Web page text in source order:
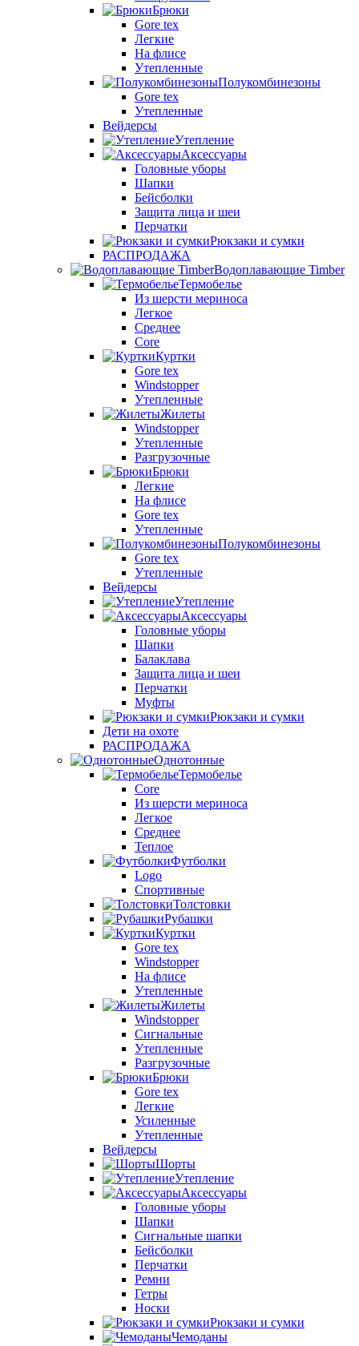
Брюки
Gore tex
Легкие
На флисе
Утепленные
Полукомбинезоны
Gore tex
Утепленные
Вейдерсы
Утепление
Аксессуары
Головные уборы
Шапки
Бейсболки
Защита лица и шеи
Перчатки
Рюкзаки и сумки
РАСПРОДАЖА
Водоплавающие Timber
Термобелье
Из шерсти мериноса
Легкое
Среднее
Core
Куртки
Gore tex
Windstopper
Утепленные
Жилеты
Windstopper
Утепленные
Разгрузочные
Брюки
Легкие
На флисе
Gore tex
Утепленные
Полукомбинезоны
Gore tex
Утепленные
Вейдерсы
Утепление
Аксессуары
Головные уборы
Шапки
Балаклава
Защита лица и шеи
Перчатки
Муфты
Рюкзаки и сумки
Дети на охоте
РАСПРОДАЖА
Однотонные
Термобелье
Core
Из шерсти мериноса
Легкое
Среднее
Теплое
Футболки
Logo
Спортивные
Толстовки
Рубашки
Куртки
Gore tex
Windstopper
На флисе
Утепленные
Жилеты
Windstopper
Сигнальные
Утепленные
Разгрузочные
Брюки
Gore tex
Легкие
Усиленные
Утепленные
Вейдерсы
Шорты
Утепление
Аксессуары
Головные уборы
Шапки
Сигнальные шапки
Бейсболки
Перчатки
Ремни
Гетры
Носки
Рюкзаки и сумки
Чемоданы